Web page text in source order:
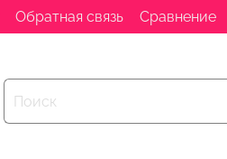
Обратная связь Сравнение